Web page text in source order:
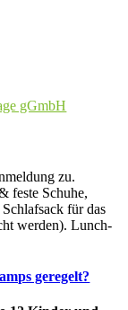
gGmbH
zu.
feste Schuhe,
für das
werden). Lunch-
geregelt?